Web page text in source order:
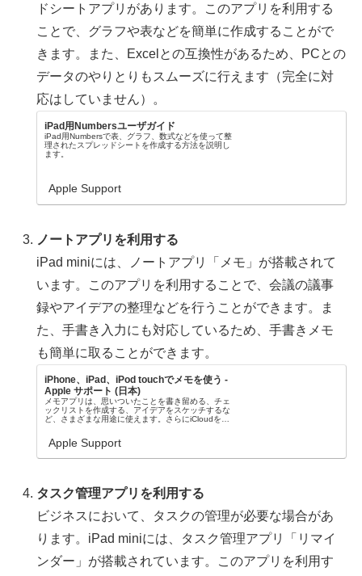
ドシートアプリがあります。このアプリを利用する
ことで、グラフや表などを簡単に作成することがで
きます。また、Excelとの互換性があるため、PCとの
データのやりとりもスムーズに行えます（完全に対
応はしていません）。
iPad用Numbersユーザガイド
iPad用Numbersで表、グラフ、数式などを使って整
理されたスプレッドシートを作成する方法を説明し
ます。
Apple Support
ノートアプリを利用する
iPad miniには、ノートアプリ「メモ」が搭載されて
います。このアプリを利用することで、会議の議事
録やアイデアの整理などを行うことができます。ま
た、手書き入力にも対応しているため、手書きメモ
も簡単に取ることができます。
iPhone、iPad、iPod touchでメモを使う -
Apple サポート (日本)
メモアプリは、思いついたことを書き留める、チェ
ックリストを作成する、アイデアをスケッチするな
ど、さまざまな用途に使えます。さらにiCloudを活
を共有できます。
Apple Support
タスク管理アプリを利用する
ビジネスにおいて、タスクの管理が必要な場合があ
ります。iPad miniには、タスク管理アプリ「リマイ
ンダー」が搭載されています。このアプリを利用す